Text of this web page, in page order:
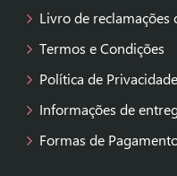
Livro de reclamações
Termos e Condições
Política de Privacidade
Informações de
Formas de